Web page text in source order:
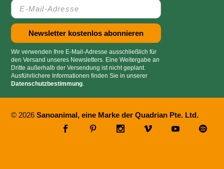
Wir verwenden Ihre E-Mail-Adresse ausschließlich für
den Versand unseres Newsletters. Eine Weitergabe an
Dritte außerhalb der Versendung ist nicht geplant.
Ausführlichere Informationen finden Sie in unserer
Datenschutzbestimmung
© 2026Sanoanimal, eine Marke der Quadrian Pte. Ltd.